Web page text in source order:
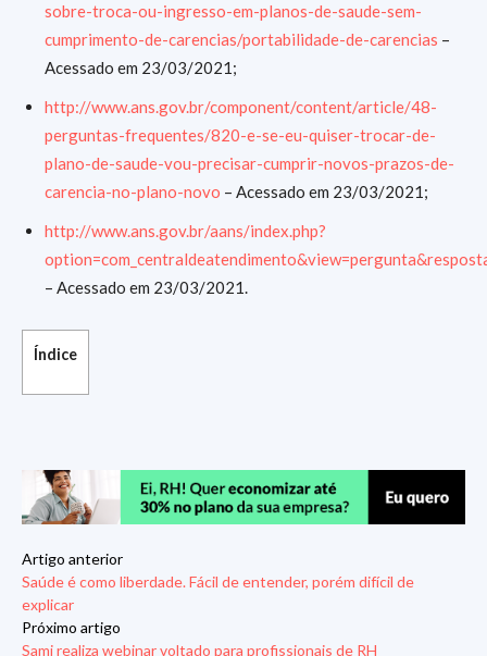
sobre-troca-ou-ingresso-em-planos-de-saude-sem-
cumprimento-de-carencias/portabilidade-de-carencias –
Acessado em 23/03/2021;
http://www.ans.gov.br/component/content/article/48-
perguntas-frequentes/820-e-se-eu-quiser-trocar-de-
plano-de-saude-vou-precisar-cumprir-novos-prazos-de-
carencia-no-plano-novo – Acessado em 23/03/2021;
http://www.ans.gov.br/aans/index.php?
– Acessado em 23/03/2021.
Índice
Artigo anterior
Saúde é como liberdade. Fácil de entender, porém difícil de
explicar
Próximo artigo
Sami realiza webinar voltado para profissionais de RH